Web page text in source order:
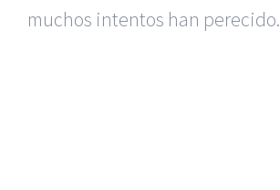
muchos intentos han perecido.